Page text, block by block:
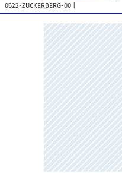
0622-ZUCKERBERG-00